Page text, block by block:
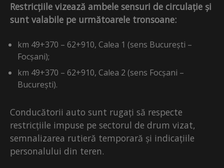
Restricțiile vizează ambele sensuri de circulație și
sunt valabile pe următoarele tronsoane:
km 49+370 – 62+910, Calea 1 (sens București –
Focșani);
km 49+370 – 62+910, Calea 2 (sens Focșani –
București).
Conducătorii auto sunt rugați să respecte
restricțiile impuse pe sectorul de drum vizat,
semnalizarea rutieră temporară și indicațiile
personalului din teren.